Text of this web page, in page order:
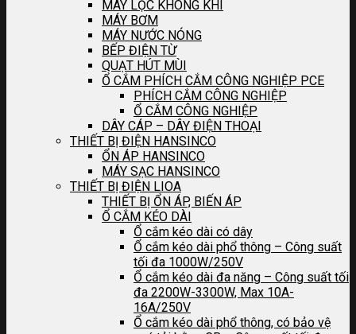
MÁY LỌC KHÔNG KHÍ
MÁY BƠM
MÁY NƯỚC NÓNG
BẾP ĐIỆN TỪ
QUẠT HÚT MÙI
Ổ CẮM PHÍCH CẮM CÔNG NGHIỆP PCE
PHÍCH CẮM CÔNG NGHIỆP
Ổ CẮM CÔNG NGHIỆP
DÂY CÁP – DÂY ĐIỆN THOẠI
THIẾT BỊ ĐIỆN HANSINCO
ỔN ÁP HANSINCO
MÁY SẠC HANSINCO
THIẾT BỊ ĐIỆN LIOA
THIẾT BỊ ỔN ÁP, BIẾN ÁP
Ổ CẮM KÉO DÀI
Ổ cắm kéo dài có dây
Ổ cắm kéo dài phổ thông – Công suất
tối đa 1000W/250V
Ổ cắm kéo dài đa năng – Công suất tối
đa 2200W-3300W, Max 10A-
16A/250V
Ổ cắm kéo dài phổ thông, có bảo vệ